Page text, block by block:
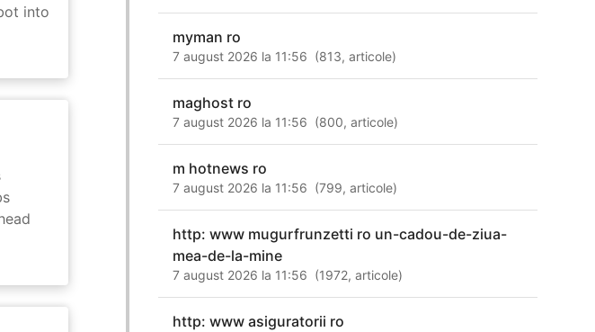
into
myman ro
7 august 2026 la 11:56 (813,articole)
maghost ro
7 august 2026 la 11:56 (800,articole)
m hotnews ro
7 august 2026 la 11:56 (799,articole)
http: www mugurfrunzetti ro un-cadou-de-ziua-
mea-de-la-mine
7 august 2026 la 11:56 (1972,articole)
http: www asiguratorii ro